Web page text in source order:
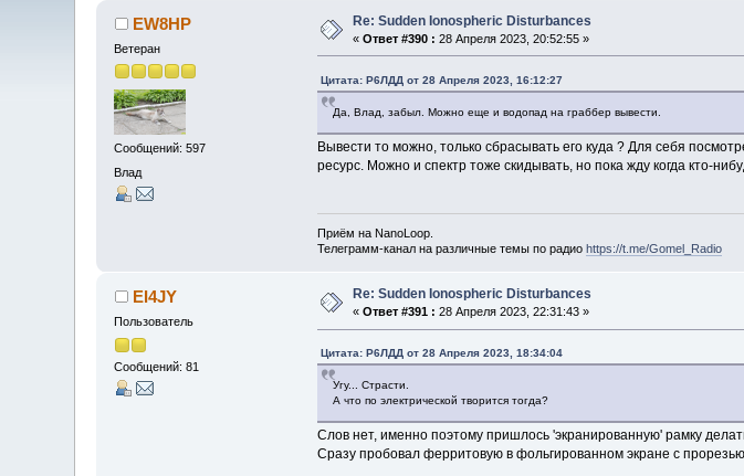
EW8HP
Ветеран
Сообщений: 597
Влад
Re: Sudden Ionospheric Disturbances
«Ответ #390 : 28 Апреля 2023, 20:52:55 »
Цитата: Р6ЛДД от 28 Апреля 2023, 16:12:27
Да, Влад, забыл. Можно еще и водопад на граббер вывести.
Вывести то можно, только сбрасывать его куда ? Для себя
ресурс. Можно и спектр тоже скидывать, но пока жду когда кто-
Приём на NanoLoop.
Телеграмм-канал на различные темы по радио https://t.me/Gomel_Radio
EI4JY
Пользователь
Сообщений: 81
Re: Sudden Ionospheric Disturbances
«Ответ #391 : 28 Апреля 2023, 22:31:43 »
Цитата: Р6ЛДД от 28 Апреля 2023, 18:34:04
Угу... Страсти.
А что по электрической творится тогда?
Слов нет, именно поэтому пришлось 'экранированную' рамку
Сразу пробовал ферритовую в фольгированном экране с